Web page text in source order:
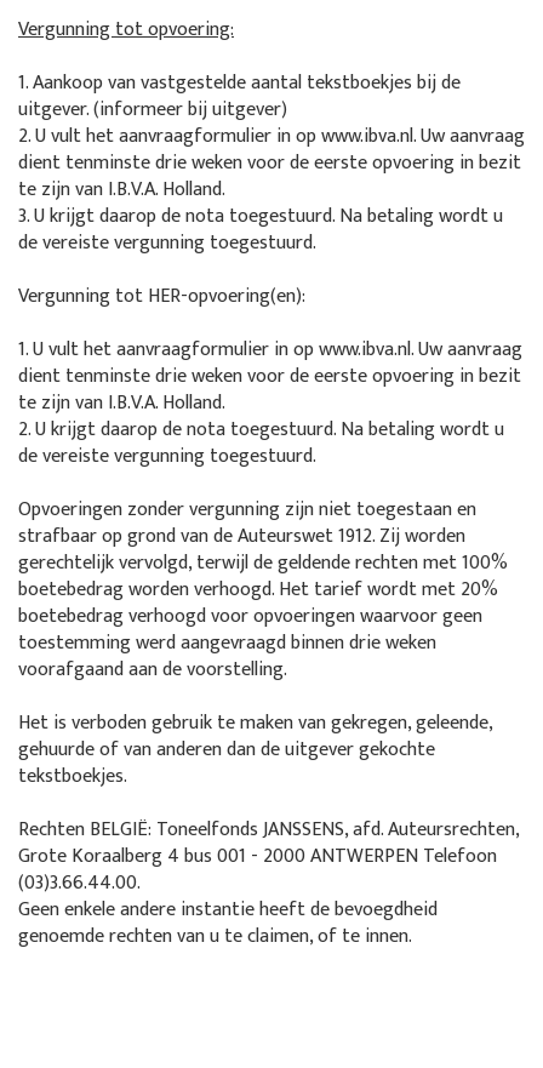
Vergunning tot opvoering:
1. Aankoop van vastgestelde aantal tekstboekjes bij de
uitgever. (informeer bij uitgever)
2. U vult het aanvraagformulier in op www.ibva.nl. Uw aanvraag
dient tenminste drie weken voor de eerste opvoering in bezit
te zijn van I.B.V.A. Holland.
3. U krijgt daarop de nota toegestuurd. Na betaling wordt u
de vereiste vergunning toegestuurd.
Vergunning tot HER-opvoering(en):
1. U vult het aanvraagformulier in op www.ibva.nl. Uw aanvraag
dient tenminste drie weken voor de eerste opvoering in bezit
te zijn van I.B.V.A. Holland.
2. U krijgt daarop de nota toegestuurd. Na betaling wordt u
de vereiste vergunning toegestuurd.
Opvoeringen zonder vergunning zijn niet toegestaan en
strafbaar op grond van de Auteurswet 1912. Zij worden
gerechtelijk vervolgd, terwijl de geldende rechten met 100%
boetebedrag worden verhoogd. Het tarief wordt met 20%
boetebedrag verhoogd voor opvoeringen waarvoor geen
toestemming werd aangevraagd binnen drie weken
voorafgaand aan de voorstelling.
Het is verboden gebruik te maken van gekregen, geleende,
gehuurde of van anderen dan de uitgever gekochte
tekstboekjes.
Rechten BELGIË: Toneelfonds JANSSENS, afd. Auteursrechten,
Grote Koraalberg 4 bus 001 - 2000 ANTWERPEN Telefoon
(03)3.66.44.00.
Geen enkele andere instantie heeft de bevoegdheid
genoemde rechten van u te claimen, of te innen.